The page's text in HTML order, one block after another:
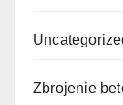
Zbrojenie